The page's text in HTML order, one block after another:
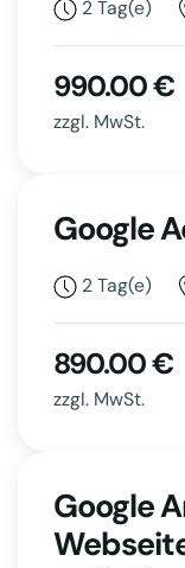
2 Tag(e)
990.00 €
zzgl. MwSt.
Google
2 Tag(e)
890.00 €
zzgl. MwSt.
Google